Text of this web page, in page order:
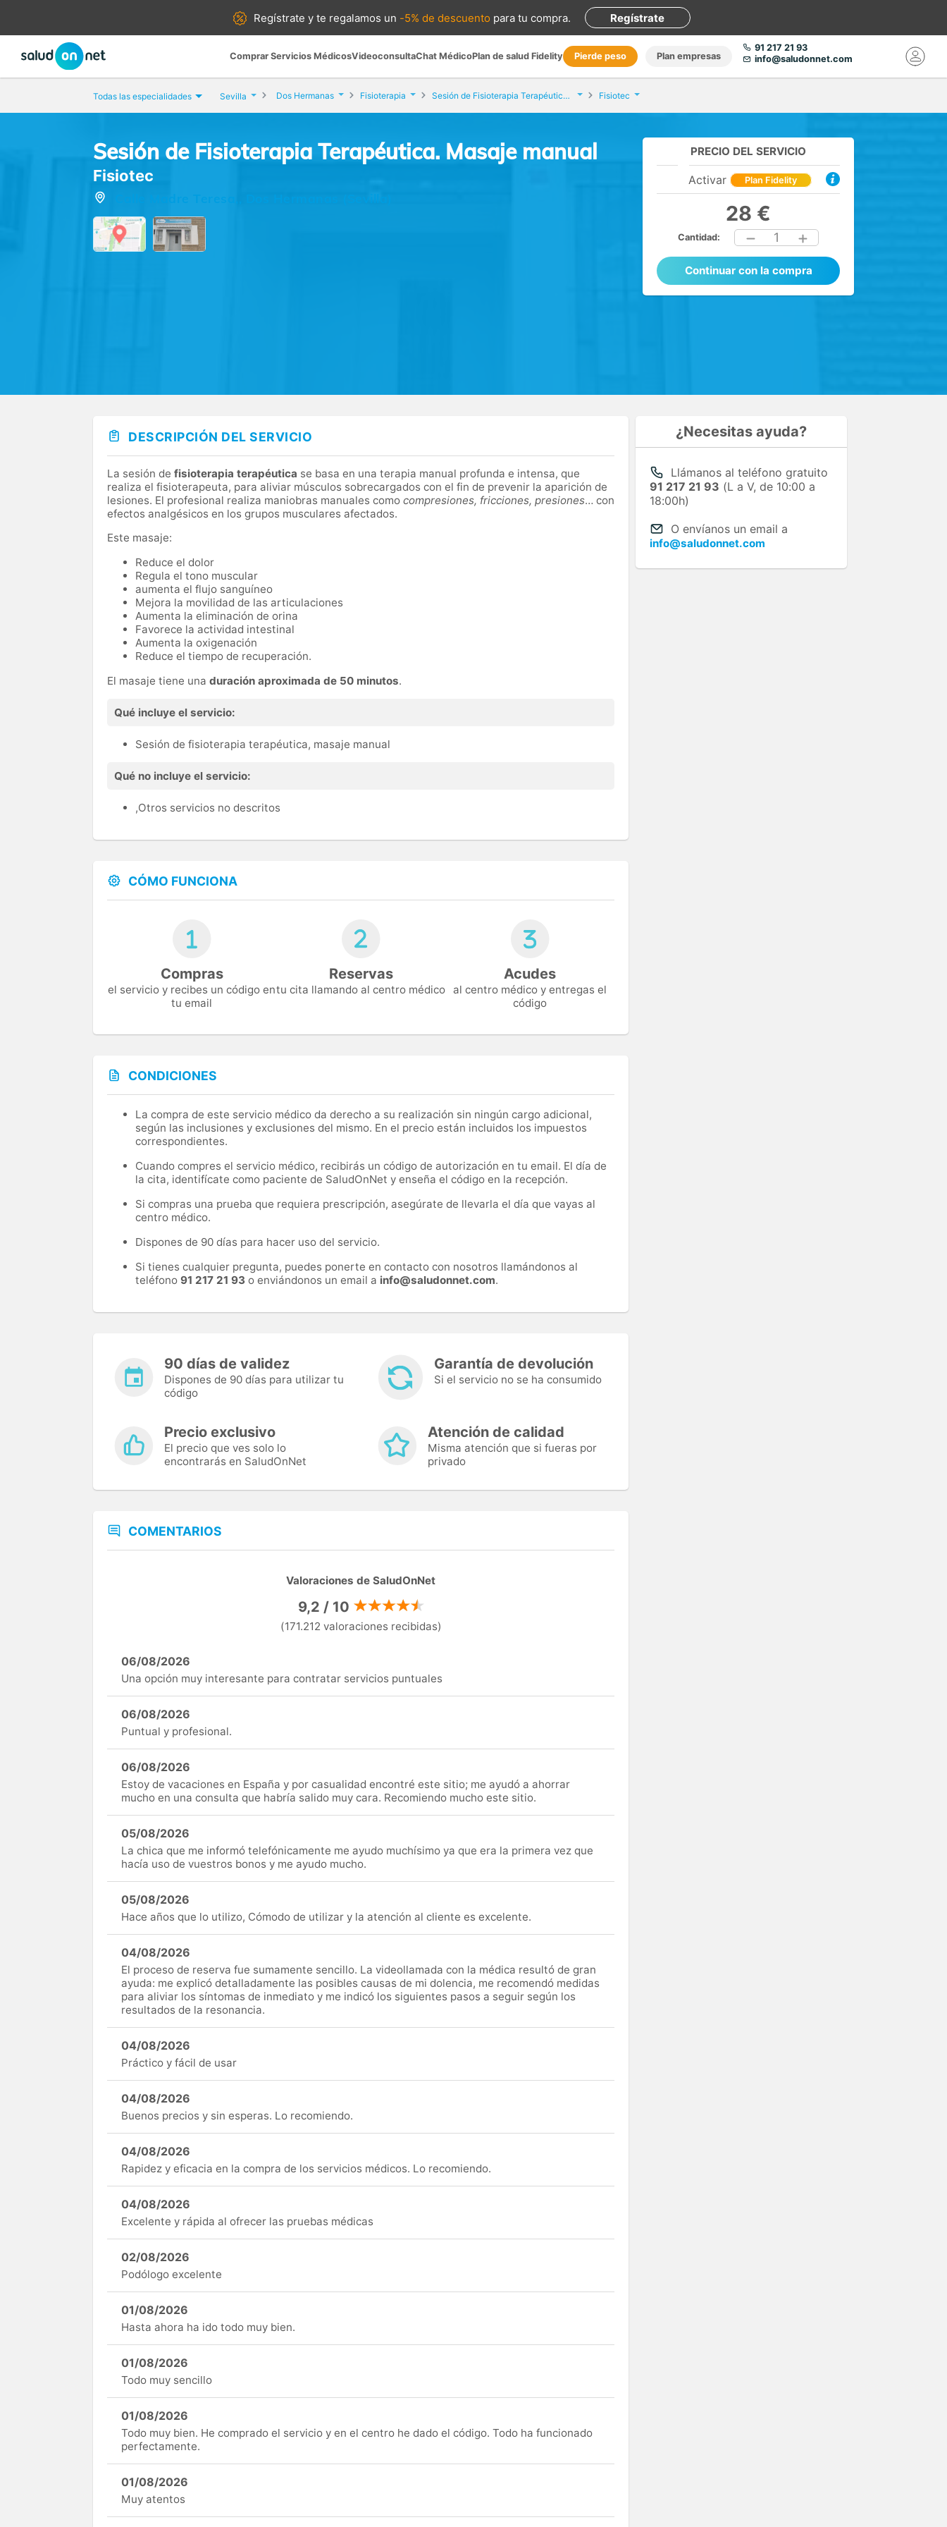
Regístrate yte regalamos un -5% de descuento para tu compra. Regístrate
Comprar Servicios MédicosVideoconsultaChat MédicoPlan de salud Fidelity Pierde peso Plan empresas
91 217 21 93
info@saludonnet.com
Todas las especialidades Sevilla Dos Hermanas Fisioterapia Sesión de Fisioterapia Terapéutica. Masaje manual Fisiotec
Sesión de Fisioterapia Terapéutica. Masaje manual
Fisiotec
PRECIO DEL SERVICIO
Activar Plan Fidelity
28 €
Cantidad: 1
Continuar con la compra
DESCRIPCIÓN DEL SERVICIO
La sesión de fisioterapia terapéutica se basa en una terapia manual profunda e intensa, que
realiza el fisioterapeuta, para aliviar músculos sobrecargados con el fin de prevenir la aparición de
lesiones. El profesional realiza maniobras manuales como compresiones, fricciones, presiones… con
efectos analgésicos en los grupos musculares afectados.
Este masaje:
Reduce el dolor
Regula el tono muscular
aumenta el flujo sanguíneo
Mejora la movilidad de las articulaciones
Aumenta la eliminación de orina
Favorece la actividad intestinal
Aumenta la oxigenación
Reduce el tiempo de recuperación.
El masaje tiene una duración aproximada de 50 minutos.
Qué incluye el servicio:
Sesión de fisioterapia terapéutica, masaje manual
Qué no incluye el servicio:
,Otros servicios no descritos
CÓMO FUNCIONA
Compras
el servicio y recibes un código en
tu email
Reservas
tu cita llamando al centro médico
Acudes
al centro médico y entregas el
código
CONDICIONES
La compra de este servicio médico da derecho a su realización sin ningún cargo adicional,
según las inclusiones y exclusiones del mismo. En el precio están incluidos los impuestos
correspondientes.
Cuando compres el servicio médico, recibirás un código de autorización en tu email. El día de
la cita, identifícate como paciente de SaludOnNet y enseña el código en la recepción.
Si compras una prueba que requiera prescripción, asegúrate de llevarla el día que vayas al
centro médico.
Dispones de 90 días para hacer uso del servicio.
Si tienes cualquier pregunta, puedes ponerte en contacto con nosotros llamándonos al
teléfono 91 217 21 93 o enviándonos un email a info@saludonnet.com.
90 días de validez
Dispones de 90 días para utilizar tu
código
Garantía de devolución
Si el servicio no se ha consumido
Precio exclusivo
El precio que ves solo lo
encontrarás en SaludOnNet
Atención de calidad
Misma atención que si fueras por
privado
COMENTARIOS
Valoraciones de SaludOnNet
9,2 / 10
(171.212 valoraciones recibidas)
06/08/2026
Una opción muy interesante para contratar servicios puntuales
06/08/2026
Puntual y profesional.
06/08/2026
Estoy de vacaciones en España y por casualidad encontré este sitio; me ayudó a ahorrar
mucho en una consulta que habría salido muy cara. Recomiendo mucho este sitio.
05/08/2026
La chica que me informó telefónicamente me ayudo muchísimo ya que era la primera vez que
hacía uso de vuestros bonos y me ayudo mucho.
05/08/2026
Hace años que lo utilizo, Cómodo de utilizar y la atención al cliente es excelente.
04/08/2026
El proceso de reserva fue sumamente sencillo. La videollamada con la médica resultó de gran
ayuda: me explicó detalladamente las posibles causas de mi dolencia, me recomendó medidas
para aliviar los síntomas de inmediato y me indicó los siguientes pasos a seguir según los
resultados de la resonancia.
04/08/2026
Práctico y fácil de usar
04/08/2026
Buenos precios y sin esperas. Lo recomiendo.
04/08/2026
Rapidez y eficacia en la compra de los servicios médicos. Lo recomiendo.
04/08/2026
Excelente y rápida al ofrecer las pruebas médicas
02/08/2026
Podólogo excelente
01/08/2026
Hasta ahora ha ido todo muy bien.
01/08/2026
Todo muy sencillo
01/08/2026
Todo muy bien. He comprado el servicio y en el centro he dado el código. Todo ha funcionado
perfectamente.
01/08/2026
Muy atentos
¿Necesitas ayuda?
Llámanos al teléfono gratuito
91 217 21 93 (L a V, de 10:00 a
18:00h)
O envíanos un email a
info@saludonnet.com